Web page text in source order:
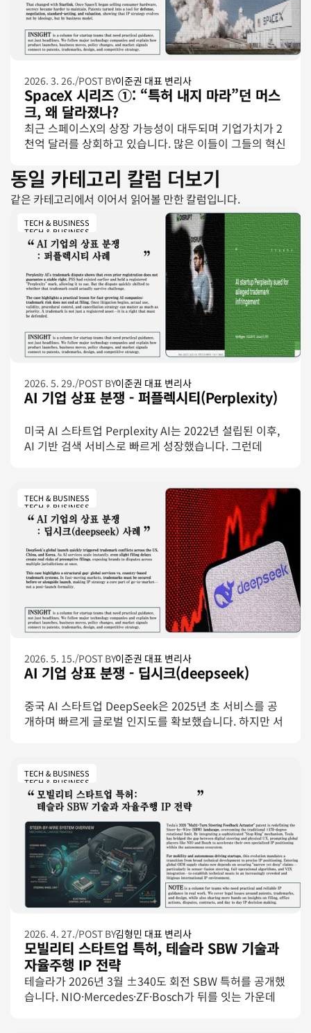
2026. 3. 26./POST BY이준권 대표 변리사
SpaceX 시리즈 ①: “특허 내지 마라”던 머스
크, 왜 달라졌나?
최근 스페이스X의 상장 가능성이 대두되며 기업가치가 2
천억 달러를 상회하고 있습니다. 많은 이들이 그들의 혁신
원 리스트’ 변화도 흥미롭습니다. 과거 “특허는 경쟁사에
게 레시피를 주는 것”이라며 특허 무용론을 주장하던 일
론 머스크의 전략이 완전히 바뀌었기 때문입니다.
동일 카테고리 칼럼 더보기
같은 카테고리에서 이어서 읽어볼 만한 칼럼입니다.
TECH & BUSINESS
TECH & BUSINESS
2026. 5. 29./POST BY이준권 대표 변리사
AI 기업 상표 분쟁 - 퍼플렉시티(Perplexity)
미국 AI 스타트업 Perplexity AI는 2022년 설립된 이후,
AI 기반 검색 서비스로 빠르게 성장했습니다. 그런데
TECH & BUSINESS
TECH & BUSINESS
2026. 5. 15./POST BY이준권 대표 변리사
AI 기업 상표 분쟁 - 딥시크(deepseek)
중국 AI 스타트업 DeepSeek은 2025년 초 서비스를 공
개하며 빠르게 글로벌 인지도를 확보했습니다. 하지만 서
TECH & BUSINESS
TECH & BUSINESS
2026. 4. 27./POST BY김형민 대표 변리사
모빌리티 스타트업 특허, 테슬라 SBW 기술과
자율주행 IP 전략
테슬라가 2026년 3월 ±340도 회전 SBW 특허를 공개했
습니다. NIO·Mercedes·ZF·Bosch가 뒤를 잇는 가운데